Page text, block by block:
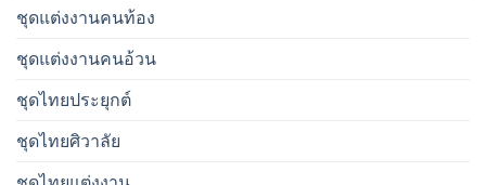
ชุดแต่งงานคนท้อง
ชุดแต่งงานคนอ้วน
ชุดไทยประยุกต์
ชุดไทยศิวาลัย